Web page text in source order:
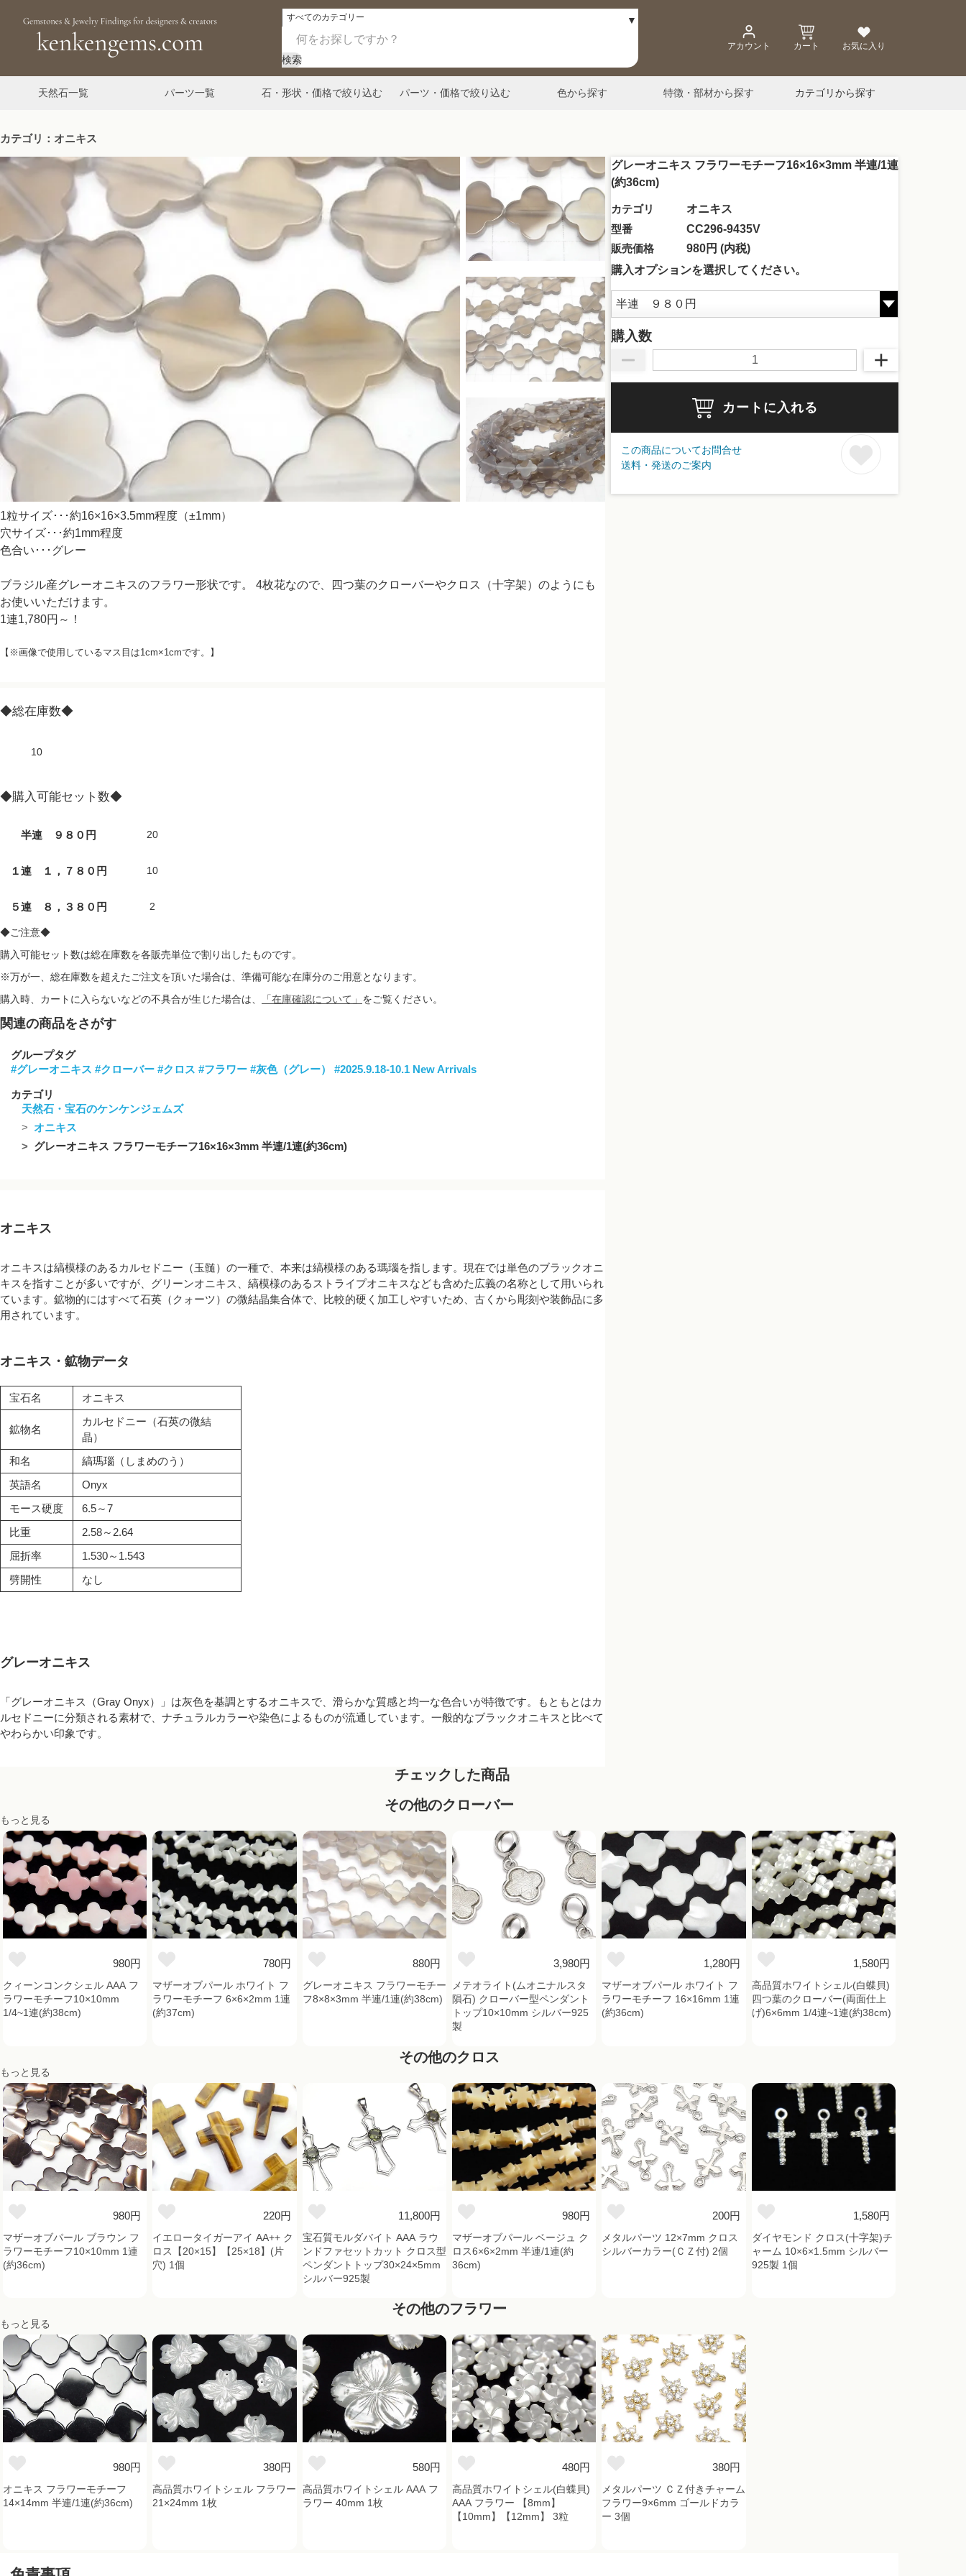
検索
アカウント カート お気に入り
天然石一覧 パーツ一覧 石・形状・価格で絞り込む パーツ・価格で絞り込む 色から探す 特徴・部材から探す カテゴリから探す
カテゴリ：オニキス
グレーオニキス フラワーモチーフ16×16×3mm 半連/1連
(約36cm)
カテゴリ
オニキス
型番
CC296-9435V
販売価格
980円 (内税)
購入オプションを選択してください。
購入数
カートに入れる
この商品についてお問合せ
送料・発送のご案内
1粒サイズ･･･約16×16×3.5mm程度（±1mm）
穴サイズ･･･約1mm程度
色合い･･･グレー
ブラジル産グレーオニキスのフラワー形状です。 4枚花なので、四つ葉のクローバーやクロス（十字架）のようにも
お使いいただけます。
1連1,780円～！
【※画像で使用しているマス目は1cm×1cmです。】
◆総在庫数◆
10
◆購入可能セット数◆
半連 ９８０円 20
１連 １，７８０円 10
５連 ８，３８０円 2
◆ご注意◆
購入可能セット数は総在庫数を各販売単位で割り出したものです。
※万が一、総在庫数を超えたご注文を頂いた場合は、準備可能な在庫分のご用意となります。
購入時、カートに入らないなどの不具合が生じた場合は、
「在庫確認について」 をご覧ください。
関連の商品をさがす
グループタグ
#グレーオニキス #クローバー #クロス #フラワー #灰色（グレー） #2025.9.18-10.1 New Arrivals
カテゴリ
天然石・宝石のケンケンジェムズ
オニキス
グレーオニキス フラワーモチーフ16×16×3mm 半連/1連(約36cm)
オニキス
オニキスは縞模様のあるカルセドニー（玉髄）の一種で、本来は縞模様のある瑪瑙を指します。現在では単色のブラックオニ
キスを指すことが多いですが、グリーンオニキス、縞模様のあるストライプオニキスなども含めた広義の名称として用いられ
ています。鉱物的にはすべて石英（クォーツ）の微結晶集合体で、比較的硬く加工しやすいため、古くから彫刻や装飾品に多
用されています。
オニキス・鉱物データ
宝石名 オニキス
鉱物名
カルセドニー（石英の微結
晶）
和名
縞瑪瑙（しまめのう）
英語名
Onyx
モース硬度
6.5～7
比重
2.58～2.64
屈折率
1.530～1.543
劈開性
なし
グレーオニキス
「グレーオニキス（Gray Onyx）」は灰色を基調とするオニキスで、滑らかな質感と均一な色合いが特徴です。もともとはカ
ルセドニーに分類される素材で、ナチュラルカラーや染色によるものが流通しています。一般的なブラックオニキスと比べて
やわらかい印象です。
チェックした商品
その他のクローバー
もっと見る
980円
クィーンコンクシェル AAA フ
ラワーモチーフ10×10mm
1/4~1連(約38cm)
780円
マザーオブパール ホワイト フ
ラワーモチーフ 6×6×2mm 1連
(約37cm)
880円
グレーオニキス フラワーモチー
フ8×8×3mm 半連/1連(約38cm)
3,980円
メテオライト(ムオニナルスタ
隕石) クローバー型ペンダント
トップ10×10mm シルバー925
製
1,280円
マザーオブパール ホワイト フ
ラワーモチーフ 16×16mm 1連
(約36cm)
1,580円
高品質ホワイトシェル(白蝶貝)
四つ葉のクローバー(両面仕上
げ)6×6mm 1/4連~1連(約38cm)
その他のクロス
もっと見る
980円
マザーオブパール ブラウン フ
ラワーモチーフ10×10mm 1連
(約36cm)
220円
イエロータイガーアイ AA++ ク
ロス【20×15】【25×18】(片
穴) 1個
11,800円
宝石質モルダバイト AAA ラウ
ンドファセットカット クロス型
ペンダントトップ30×24×5mm
シルバー925製
980円
マザーオブパール ベージュ ク
ロス6×6×2mm 半連/1連(約
36cm)
200円
メタルパーツ 12×7mm クロス
シルバーカラー(ＣＺ付) 2個
1,580円
ダイヤモンド クロス(十字架)チ
ャーム 10×6×1.5mm シルバー
925製 1個
その他のフラワー
もっと見る
980円
オニキス フラワーモチーフ
14×14mm 半連/1連(約36cm)
380円
高品質ホワイトシェル フラワー
21×24mm 1枚
580円
高品質ホワイトシェル AAA フ
ラワー 40mm 1枚
480円
高品質ホワイトシェル(白蝶貝)
AAA フラワー 【8mm】
【10mm】【12mm】 3粒
380円
メタルパーツ ＣＺ付きチャーム
フラワー9×6mm ゴールドカラ
ー 3個